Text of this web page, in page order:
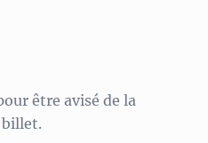
être avisé de la
billet.